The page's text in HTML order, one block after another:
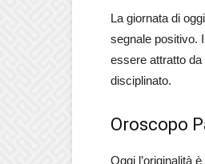
La giornata di
segnale positivo.
essere attratto
disciplinato.
Oroscopo
Oggi l’originalità